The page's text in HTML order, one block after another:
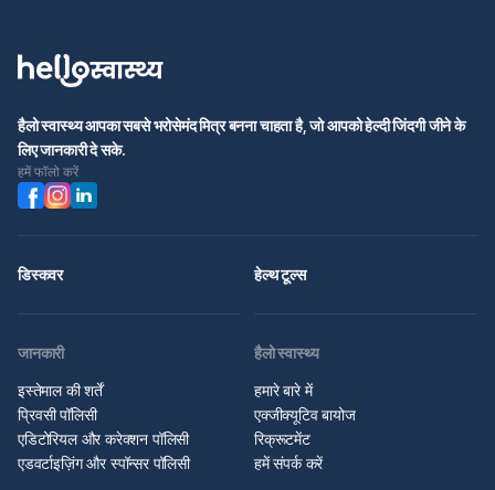
हैलो स्वास्थ्य आपका सबसे भरोसेमंद मित्र बनना चाहता है, जो आपको हेल्दी जिंदगी जीने के
लिए जानकारी दे सके.
हमें फॉलो करें
डिस्कवर हेल्थ टूल्स
जानकारी
इस्तेमाल की शर्तें
प्रिवसी पॉलिसी
एडिटोरियल और करेक्शन पॉलिसी
एडवर्टाइज़िंग और स्पॉन्सर पॉलिसी
हैलो स्वास्थ्य
हमारे बारे में
एक्जीक्यूटिव बायोज
रिक्रूटमेंट
हमें संपर्क करें